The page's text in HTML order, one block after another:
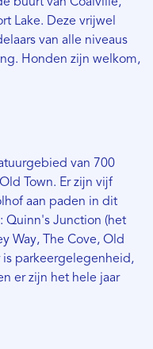
buurt van Coalville,
Lake. Deze vrijwel
van alle niveaus
Honden zijn welkom,
van 700
Town. Er zijn vijf
aan paden in dit
Quinn's Junction (het
Way, The Cove, Old
is parkeergelegenheid,
er zijn het hele jaar